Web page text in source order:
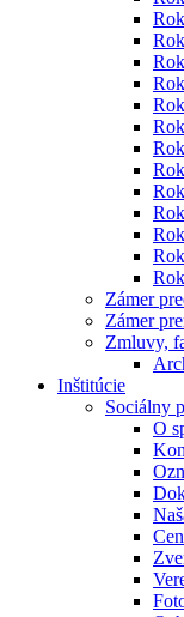
Zámer
Zámer
Zmluvy,
Inštitúcie
Sociálny
O